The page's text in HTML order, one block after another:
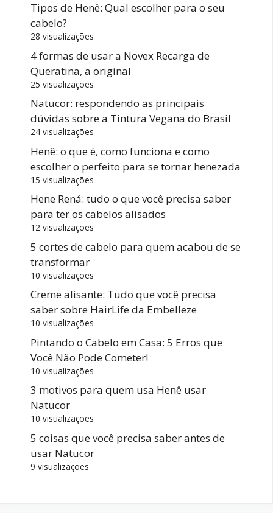
Tipos de Henê: Qual escolher para o seu
cabelo?
28 visualizações
4 formas de usar a Novex Recarga de
Queratina, a original
25 visualizações
Natucor: respondendo as principais
dúvidas sobre a Tintura Vegana do Brasil
24 visualizações
Henê: o que é, como funciona e como
escolher o perfeito para se tornar henezada
15 visualizações
Hene Rená: tudo o que você precisa saber
para ter os cabelos alisados
12 visualizações
5 cortes de cabelo para quem acabou de se
transformar
10 visualizações
Creme alisante: Tudo que você precisa
saber sobre HairLife da Embelleze
10 visualizações
Pintando o Cabelo em Casa: 5 Erros que
Você Não Pode Cometer!
10 visualizações
3 motivos para quem usa Henê usar
Natucor
10 visualizações
5 coisas que você precisa saber antes de
usar Natucor
9 visualizações